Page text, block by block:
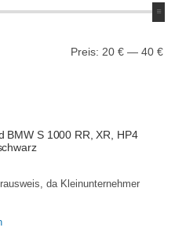
Preis: 20 € — 40 €
BMW S 1000 RR, XR, HP4
€.
da Kleinunternehmer